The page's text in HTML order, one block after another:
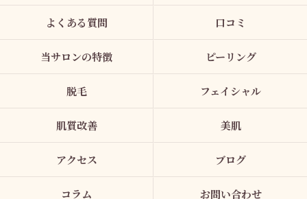
よくある質問 口コミ
当サロンの特徴 ピーリング
脱毛 フェイシャル
肌質改善 美肌
アクセス ブログ
コラム お問い合わせ